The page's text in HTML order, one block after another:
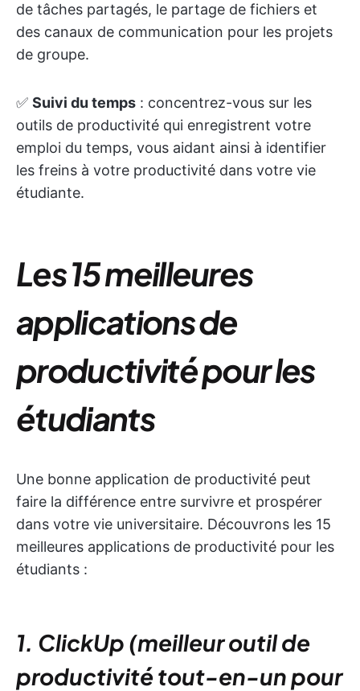
de tâches partagés, le partage de fichiers et
des canaux de communication pour les projets
de groupe.
✅ Suivi du temps : concentrez-vous sur les
outils de productivité qui enregistrent votre
emploi du temps, vous aidant ainsi à identifier
les freins à votre productivité dans votre vie
étudiante.
Les 15 meilleures
applications de
productivité pour les
étudiants
Une bonne application de productivité peut
faire la différence entre survivre et prospérer
dans votre vie universitaire. Découvrons les 15
meilleures applications de productivité pour les
étudiants :
1. ClickUp (meilleur outil de
productivité tout-en-un pour